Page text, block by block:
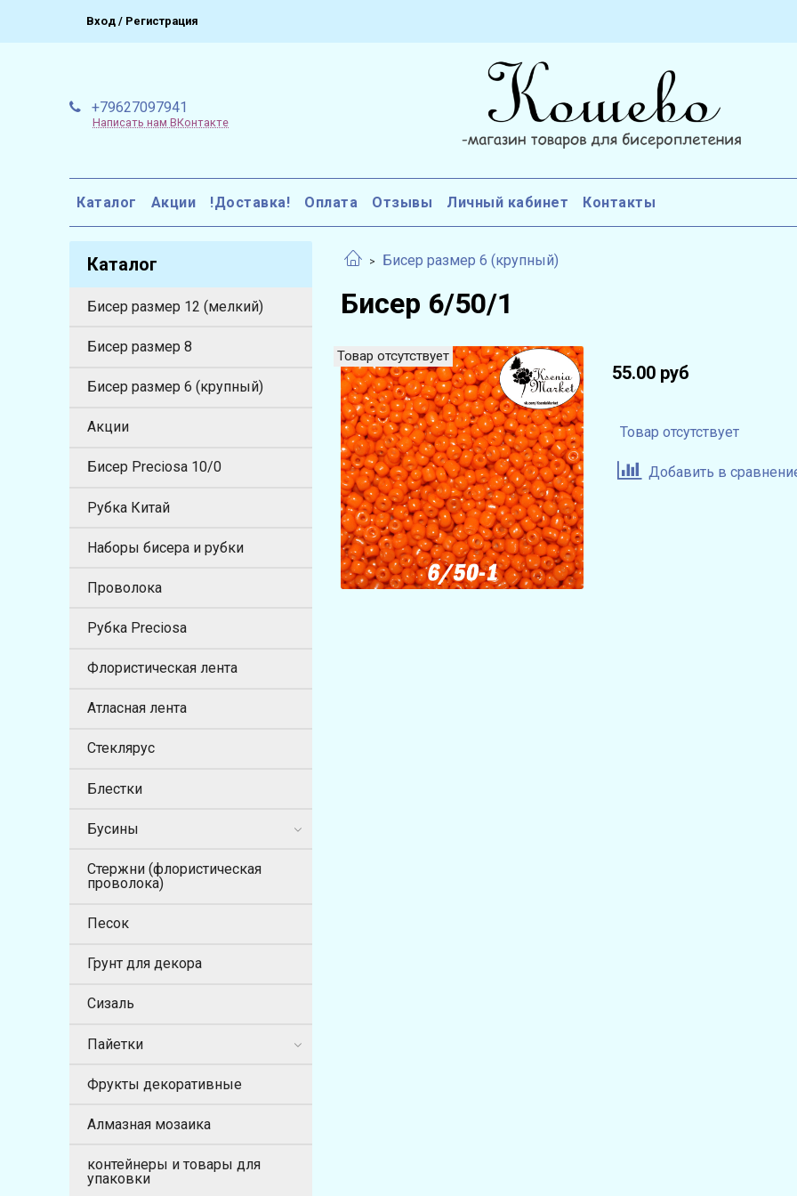
Вход / Регистрация
+79627097941
Написать нам ВКонтакте
Каталог Акции !Доставка! Оплата Отзывы Личный кабинет Контакты
Бисер размер 6 (крупный)
Бисер 6/50/1
Товар отсутствует
55.00 руб
Товар отсутствует
Добавить в
Каталог
Бисер размер 12 (мелкий)
Бисер размер 8
Бисер размер 6 (крупный)
Акции
Бисер Preciosa 10/0
Рубка Китай
Наборы бисера и рубки
Проволока
Рубка Preciosa
Флористическая лента
Атласная лента
Стеклярус
Блестки
Бусины
Стержни (флористическая
проволока)
Песок
Грунт для декора
Сизаль
Пайетки
Фрукты декоративные
Алмазная мозаика
контейнеры и товары для
упаковки